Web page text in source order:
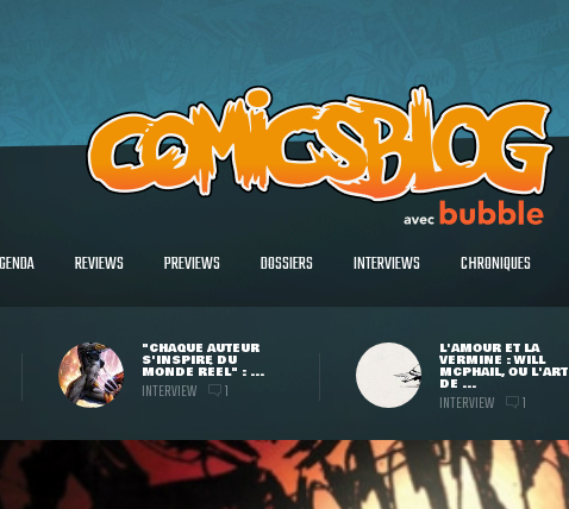
REVIEWS PREVIEWS DOSSIERS INTERVIEWS CHRONIQUES
"CHAQUE AUTEUR
S'INSPIRE DU
MONDE RÉEL" : ...
INTERVIEW 1
L'AMOUR ET LA
VERMINE : WILL
MCPHAIL, OU L'ART
DE ...
INTERVIEW 1